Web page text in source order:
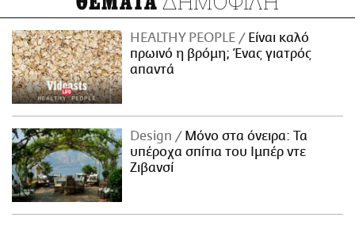
HEALTHY PEOPLE
Είναι καλό
πρωινό η βρόμη; Ένας γιατρός
απαντά
Design
Μόνο στα όνειρα: Τα
υπέροχα σπίτια του Ιμπέρ ντε
Ζιβανσί